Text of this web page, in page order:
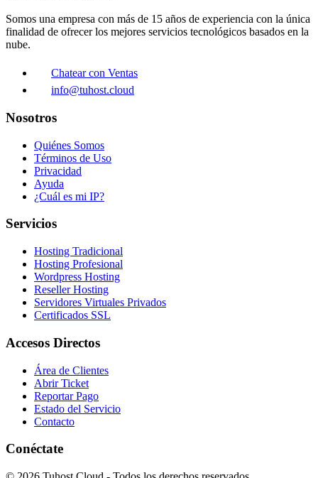
Somos una empresa con más de 15 años de experiencia con la única
finalidad de ofrecer los mejores servicios tecnológicos basados en la
nube.
Chatear con Ventas
info@tuhost.cloud
Nosotros
Quiénes Somos
Términos de Uso
Privacidad
Ayuda
¿Cuál es mi IP?
Servicios
Hosting Tradicional
Hosting Profesional
Wordpress Hosting
Reseller Hosting
Servidores Virtuales Privados
Certificados SSL
Accesos Directos
Área de Clientes
Abrir Ticket
Reportar Pago
Estado del Servicio
Contacto
Conéctate